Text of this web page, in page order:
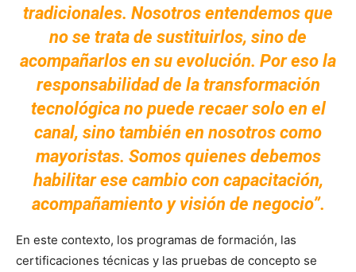
tradicionales. Nosotros entendemos que
no se trata de sustituirlos, sino de
acompañarlos en su evolución. Por eso la
responsabilidad de la transformación
tecnológica no puede recaer solo en el
canal, sino también en nosotros como
mayoristas. Somos quienes debemos
habilitar ese cambio con capacitación,
acompañamiento y visión de negocio”.
En este contexto, los programas de formación, las
certificaciones técnicas y las pruebas de concepto se